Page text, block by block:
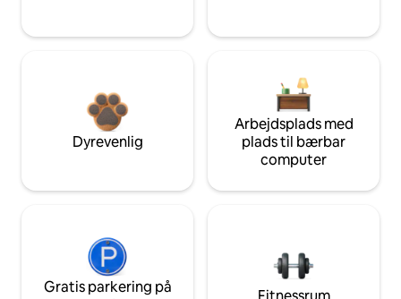
Dyrevenlig
Arbejdsplads med
plads til bærbar
computer
Gratis parkering på